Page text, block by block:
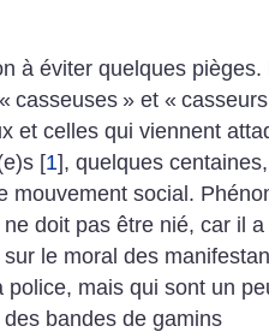
à éviter quelques pièges.
casseuses » et « casseurs
et celles qui viennent
[1], quelques
mouvement social.
doit pas être nié, car il a
le moral des
police, mais qui sont un
bandes de gamins